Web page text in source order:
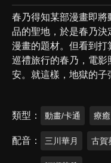
春乃得知某部漫畫即
品的聖地，於是春乃
漫畫的題材。但看到
巡禮旅行的春乃，電影
安。就這樣，地獄的
類型 動畫/卡通 療癒
配音 三川華月 古賀